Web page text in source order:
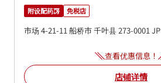
附设配药房 免税店
市场 4-21-11船桥市千叶县273-0001JP
查看优惠信息！
店铺详情